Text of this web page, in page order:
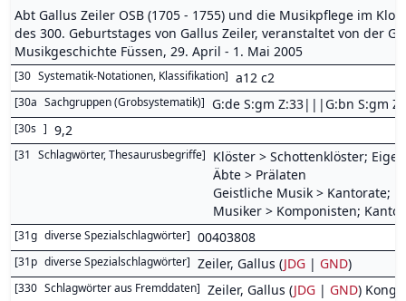
Abt Gallus Zeiler OSB (1705 - 1755) und die Musikpflege im
des 300. Geburtstages von Gallus Zeiler, veranstaltet von der
Musikgeschichte Füssen, 29. April - 1. Mai 2005
[30 Systematik-Notationen, Klassifikation] a12 c2
[30a Sachgruppen (Grobsystematik)] G:de S:gm Z:33|||G:bn S:gm
[30s ] 9,2
[31 Schlagwörter, Thesaurusbegriffe] Klöster > Schottenklöster;
Äbte > Prälaten
Geistliche Musik > Kantorate;
Musiker > Komponisten;
[31g diverse Spezialschlagwörter] 00403808
[31p diverse Spezialschlagwörter] Zeiler, Gallus (JDG | GND)
[330 Schlagwörter aus Fremddaten] Zeiler, Gallus (JDG | GND)